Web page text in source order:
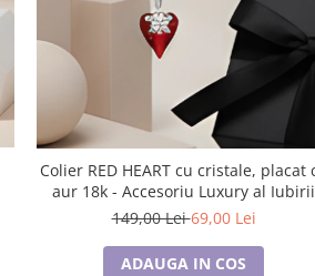
Colier RED HEART cu cristale, placat cu
aur 18k - Accesoriu Luxury al Iubirii
149,00 Lei69,00 Lei
ADAUGA IN COS